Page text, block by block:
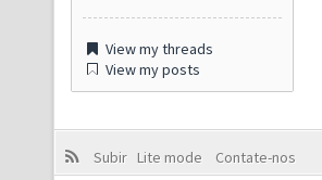
View my threads
View my posts
Subir Lite mode
Contate-nos